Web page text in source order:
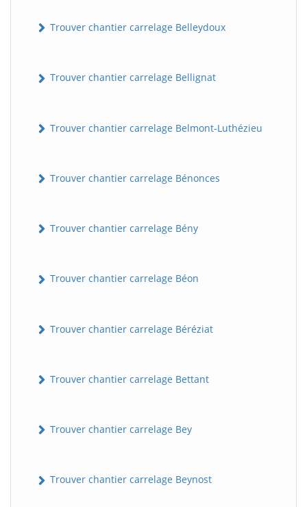
Trouver chantier carrelage Belleydoux
Trouver chantier carrelage Bellignat
Trouver chantier carrelage Belmont-Luthézieu
Trouver chantier carrelage Bénonces
Trouver chantier carrelage Bény
Trouver chantier carrelage Béon
Trouver chantier carrelage Béréziat
Trouver chantier carrelage Bettant
Trouver chantier carrelage Bey
Trouver chantier carrelage Beynost